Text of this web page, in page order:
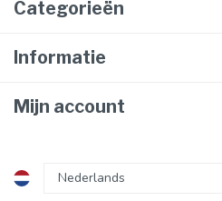
Categorieën
Informatie
Mijn account